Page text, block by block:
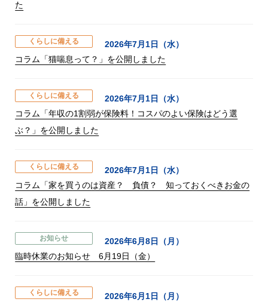
た
くらしに備える
2026年7月1日（水）
コラム「猫喘息って？」を公開しました
くらしに備える
2026年7月1日（水）
コラム「年収の1割弱が保険料！コスパのよい保険はどう選
ぶ？」を公開しました
くらしに備える
2026年7月1日（水）
コラム「家を買うのは資産？ 負債？ 知っておくべきお金の
話」を公開しました
お知らせ
2026年6月8日（月）
臨時休業のお知らせ 6月19日（金）
くらしに備える
2026年6月1日（月）